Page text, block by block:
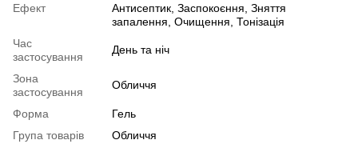
Ефект
Антисептик, Заспокоєння, Зняття
запалення, Очищення, Тонізація
Час
застосування
День та ніч
Зона
застосування
Обличчя
Форма
Гель
Група товарів
Обличчя